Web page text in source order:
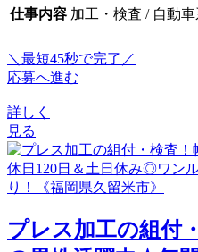
仕事内容 加工・検査 / 自動
＼最短45秒で完了／
応募へ進む
詳しく
見る
プレス加工の組付